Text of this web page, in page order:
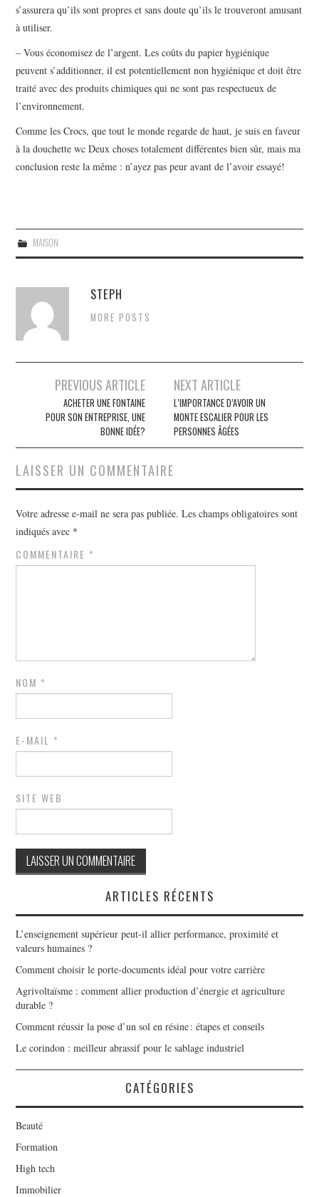
s’assurera qu’ils sont propres et sans doute qu’ils le trouveront amusant
à utiliser.
– Vous économisez de l’argent. Les coûts du papier hygiénique
peuvent s’additionner, il est potentiellement non hygiénique et doit être
traité avec des produits chimiques qui ne sont pas respectueux de
l’environnement.
Comme les Crocs, que tout le monde regarde de haut, je suis en faveur
à la douchette wc Deux choses totalement différentes bien sûr, mais ma
conclusion reste la même : n’ayez pas peur avant de l’avoir essayé!
MAISON
STEPH
MORE POSTS
Navigation des articles
PREVIOUS ARTICLE
ACHETER UNE FONTAINE
POUR SON ENTREPRISE, UNE
BONNE IDÉE?
NEXT ARTICLE
L’IMPORTANCE D’AVOIR UN
MONTE ESCALIER POUR LES
PERSONNES ÂGÉES
LAISSER UN COMMENTAIRE
Votre adresse e-mail ne sera pas publiée. Les champs obligatoires sont
indiqués avec *
COMMENTAIRE *
NOM *
E-MAIL *
SITE WEB
ARTICLES RÉCENTS
L’enseignement supérieur peut-il allier performance, proximité et
valeurs humaines ?
Comment choisir le porte-documents idéal pour votre carrière
Agrivoltaïsme : comment allier production d’énergie et agriculture
durable ?
Comment réussir la pose d’un sol en résine : étapes et conseils
Le corindon : meilleur abrassif pour le sablage industriel
CATÉGORIES
Beauté
Formation
High tech
Immobilier